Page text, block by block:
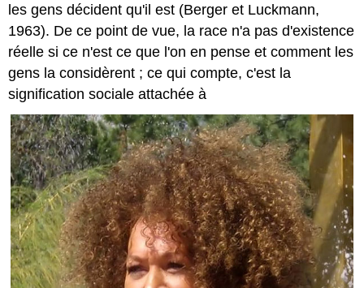
les gens décident qu'il est (Berger et Luckmann,
1963). De ce point de vue, la race n'a pas d'existence
réelle si ce n'est ce que l'on en pense et comment les
gens la considèrent ; ce qui compte, c'est la
signification sociale attachée à